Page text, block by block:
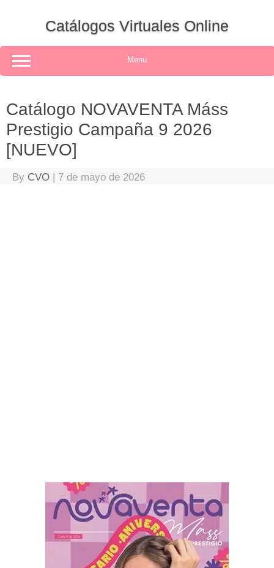
Catálogos Virtuales Online
Menu
Catálogo NOVAVENTA Máss
Prestigio Campaña 9 2026
[NUEVO]
By CVO | 7 de mayo de 2026